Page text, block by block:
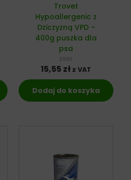
Trovet
Hypoallergenic z
Dziczyzną VPD –
400g puszka dla
psa
pies
15,55 zł z VAT
Dodaj do koszyka